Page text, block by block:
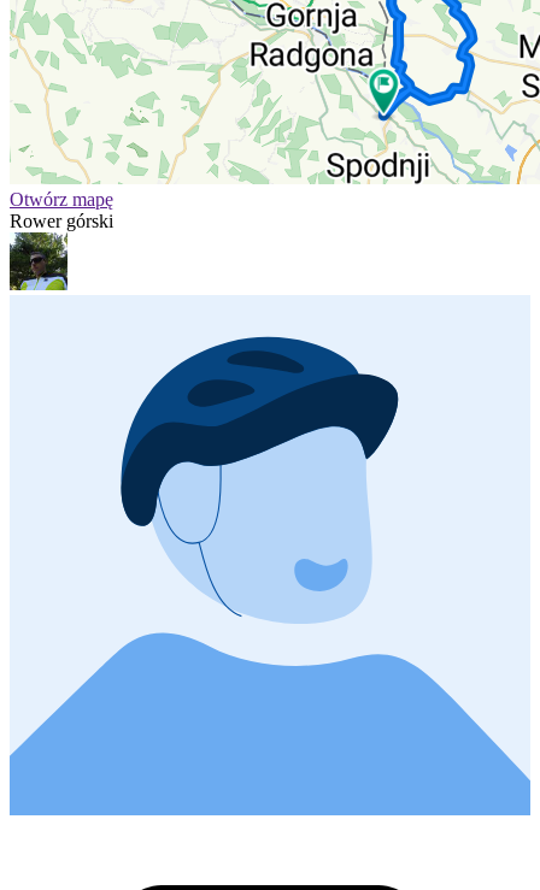
Otwórz mapę
Rower górski